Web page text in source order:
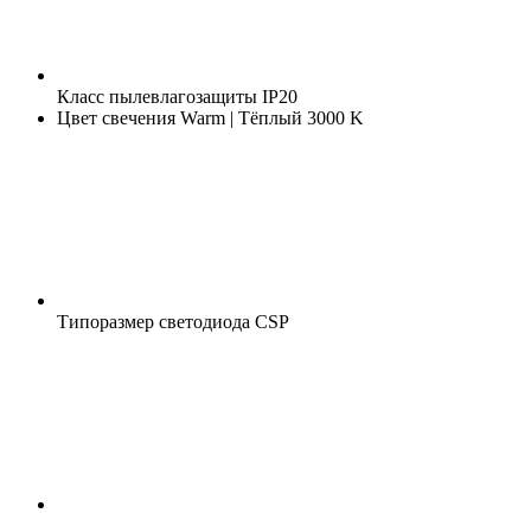
Класс пылевлагозащиты IP20
Цвет свечения Warm | Тёплый 3000 K
Типоразмер светодиода CSP